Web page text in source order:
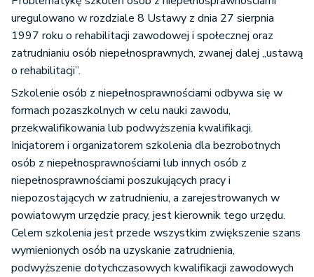
uregulowano w rozdziale 8 Ustawy z dnia 27 sierpnia
1997 roku o rehabilitacji zawodowej i społecznej oraz
zatrudnianiu osób niepełnosprawnych, zwanej dalej „ustawą
o rehabilitacji”.
Szkolenie osób z niepełnosprawnościami odbywa się w
formach pozaszkolnych w celu nauki zawodu,
przekwalifikowania lub podwyższenia kwalifikacji.
Inicjatorem i organizatorem szkolenia dla bezrobotnych
osób z niepełnosprawnościami lub innych osób z
niepełnosprawnościami poszukujących pracy i
niepozostających w zatrudnieniu, a zarejestrowanych w
powiatowym urzędzie pracy, jest kierownik tego urzędu.
Celem szkolenia jest przede wszystkim zwiększenie szans
wymienionych osób na uzyskanie zatrudnienia,
podwyższenie dotychczasowych kwalifikacji zawodowych